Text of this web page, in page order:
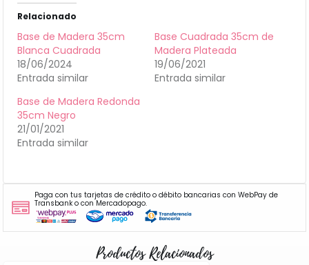
Relacionado
Base de Madera 35cm
Blanca Cuadrada
18/06/2024
Entrada similar
Base Cuadrada 35cm de
Madera Plateada
19/06/2021
Entrada similar
Base de Madera Redonda
35cm Negro
21/01/2021
Entrada similar
Paga con tus tarjetas de crédito o débito bancarias con WebPay de
Transbank o con Mercadopago.
Productos Relacionados